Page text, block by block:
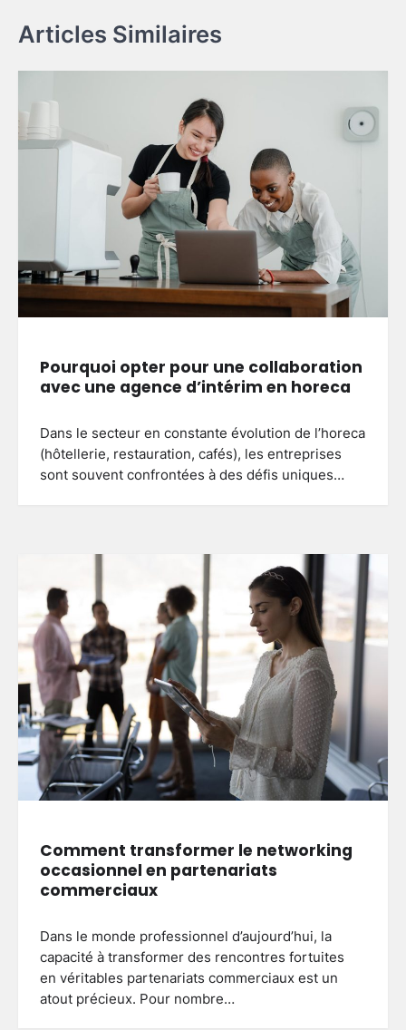
Articles Similaires
Pourquoi opter pour une collaboration
avec une agence d’intérim en horeca
Dans le secteur en constante évolution de l’horeca
(hôtellerie, restauration, cafés), les entreprises
sont souvent confrontées à des défis uniques…
Comment transformer le networking
occasionnel en partenariats
commerciaux
Dans le monde professionnel d’aujourd’hui, la
capacité à transformer des rencontres fortuites
en véritables partenariats commerciaux est un
atout précieux. Pour nombre…